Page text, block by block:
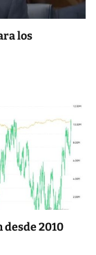
los
desde 2010